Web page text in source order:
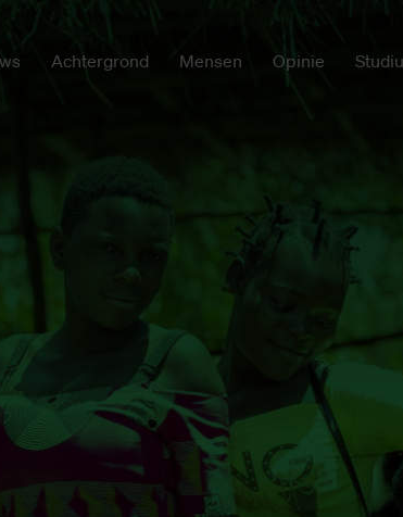
Achtergrond Mensen Opinie